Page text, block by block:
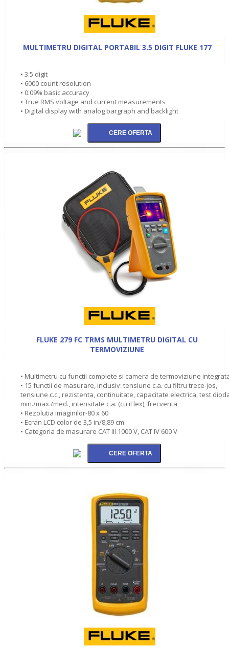
MULTIMETRU DIGITAL PORTABIL 3.5 DIGIT FLUKE 177
• 3.5 digit
• 6000 count resolution
• 0.09% basic accuracy
• True RMS voltage and current measurements
• Digital display with analog bargraph and backlight
FLUKE 279 FC TRMS MULTIMETRU DIGITAL CU
TERMOVIZIUNE
• Multimetru cu functii complete si camera de termoviziune
• 15 functii de masurare, inclusiv: tensiune c.a. cu filtru trece-jos,
tensiune c.c., rezistenta, continuitate, capacitate electrica, test
min./max./med., intensitate c.a. (cu iFlex), frecventa
• Rezolutia imaginilor-80 x 60
• Ecran LCD color de 3,5 in/8,89 cm
• Categoria de masurare CAT III 1000 V, CAT IV 600 V